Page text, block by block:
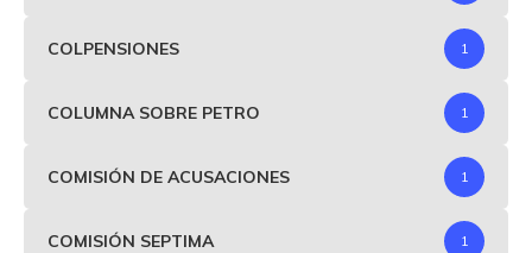
COLPENSIONES 1
COLUMNA SOBRE PETRO 1
COMISIÓN DE ACUSACIONES 1
COMISIÓN SEPTIMA 1